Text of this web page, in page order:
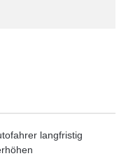
danach bei der
70821/2112728
langfristig